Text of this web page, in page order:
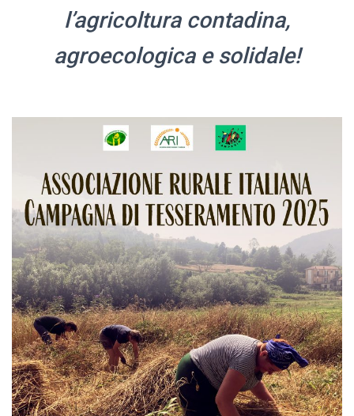
l’agricoltura contadina,
agroecologica e solidale!